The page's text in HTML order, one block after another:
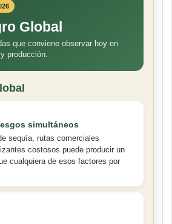
Global
que conviene observar hoy en
producción.
simultáneos
sequía, rutas comerciales
costosos puede producir un
cualquiera de esos factores por